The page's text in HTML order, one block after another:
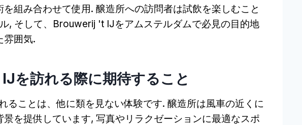
組み合わせて使用. 醸造所への訪問者は試飲を楽しむこと
, そして、Brouwerij 't IJをアムステルダムで必見の目的地
雰囲気.
を訪れる際に期待すること
ることは、他に類を見ない体験です. 醸造所は風車の近くに
景を提供しています, 写真やリラクゼーションに最適なスポ